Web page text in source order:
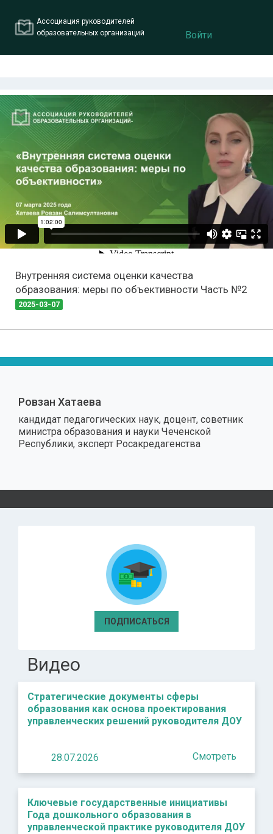
Ассоциация руководителей
образовательных организаций
Войти
Внутренняя система оценки качества
образования: меры по объективности Часть №2
2025-03-07
Ровзан Хатаева
кандидат педагогических наук, доцент, советник
министра образования и науки Чеченской
Республики, эксперт Росакредагенства
ПОДПИСАТЬСЯ
Видео
Стратегические документы сферы
образования как основа проектирования
управленческих решений руководителя ДОУ
28.07.2026 Смотреть
Ключевые государственные инициативы
Года дошкольного образования в
управленческой практике руководителя ДОУ